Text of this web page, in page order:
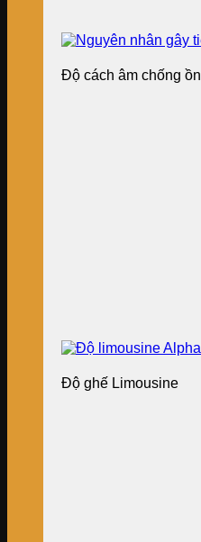
Độ cách âm chống ồn
Độ ghế Limousine